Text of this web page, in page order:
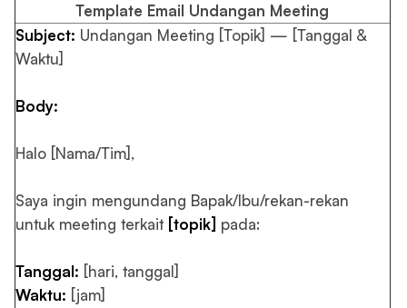
Template Email Undangan Meeting
Subject: Undangan Meeting [Topik] — [Tanggal &
Waktu]
Body:
Halo [Nama/Tim],
Saya ingin mengundang Bapak/Ibu/rekan-rekan
untuk meeting terkait [topik] pada:
Tanggal: [hari, tanggal]
Waktu: [jam]